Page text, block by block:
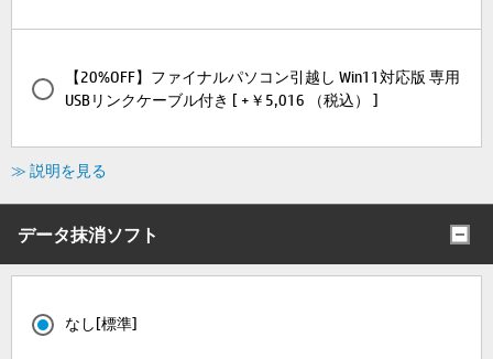
【20%OFF】ファイナルパソコン引越し Win11対応版 専用
USBリンクケーブル付き [ +￥5,016 （税込） ]
≫ 説明を見る
データ抹消ソフト
なし[標準]